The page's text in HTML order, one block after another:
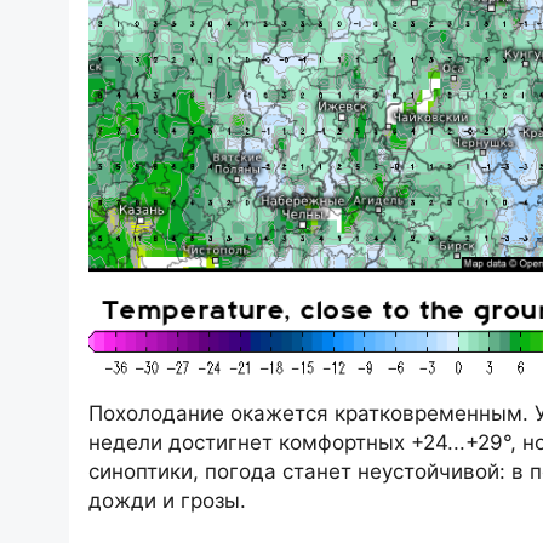
Похолодание окажется кратковременным.
недели достигнет комфортных +24...+29°,
синоптики, погода станет неустойчивой:
дожди и грозы.